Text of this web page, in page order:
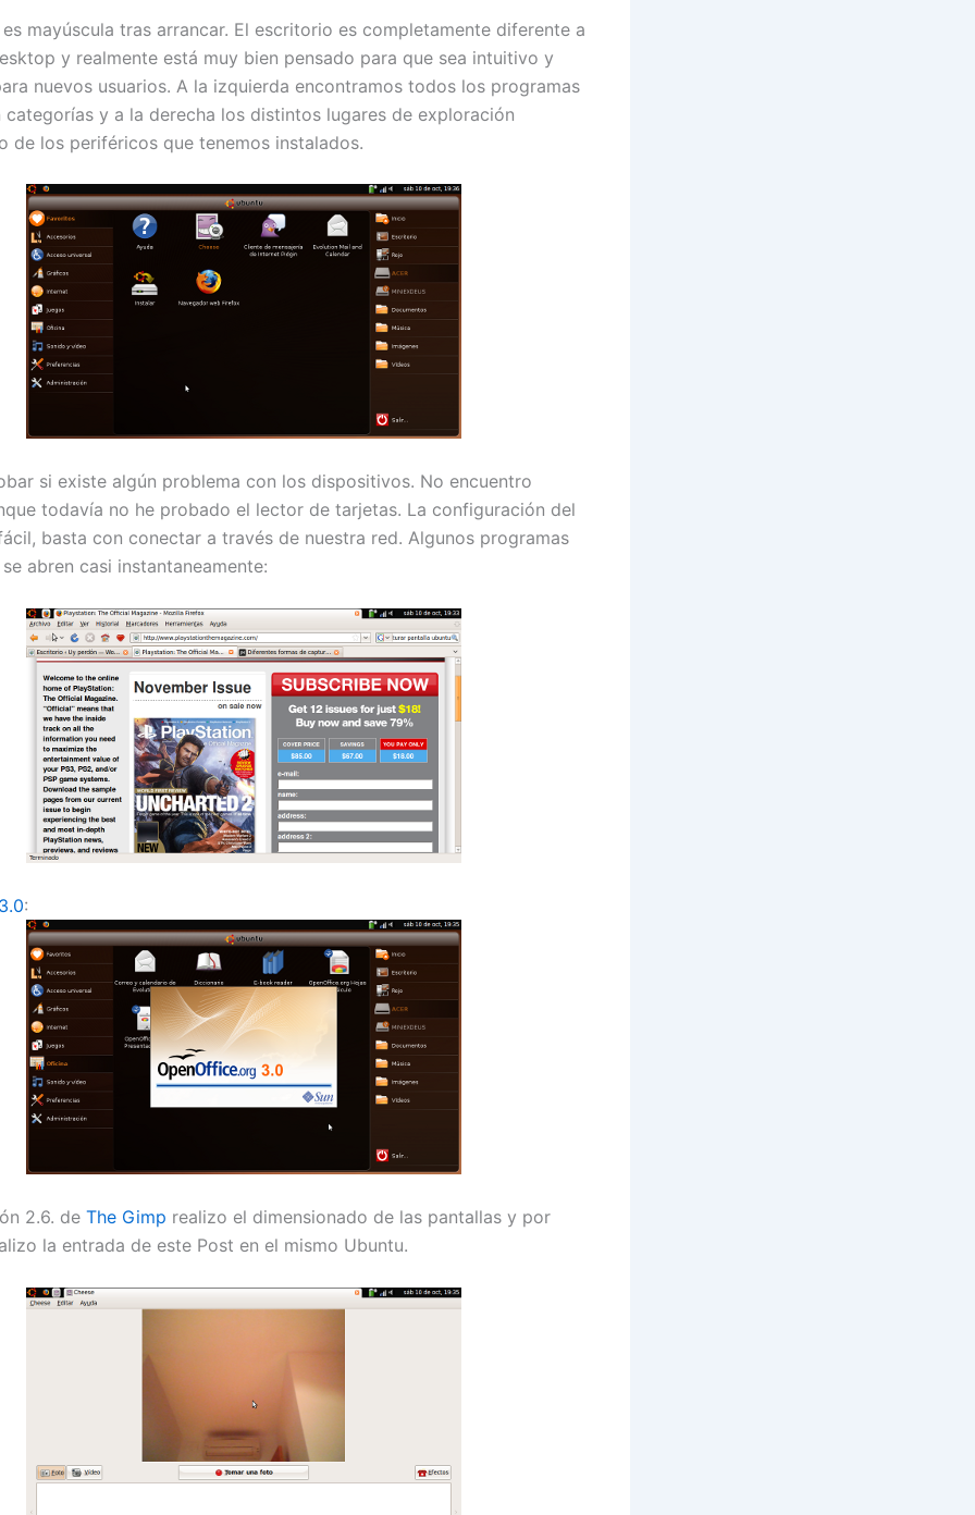
mayúscula tras arrancar. El escritorio es completamente diferente a
y realmente está muy bien pensado para que sea intuitivo y
nuevos usuarios. A la izquierda encontramos todos los programas
categorías y a la derecha los distintos lugares de exploración
de los periféricos que tenemos instalados.
si existe algún problema con los dispositivos. No encuentro
todavía no he probado el lector de tarjetas. La configuración del
basta con conectar a través de nuestra red. Algunos programas
abren casi instantaneamente:
:
2.6. de The Gimp realizo el dimensionado de las pantallas y por
la entrada de este Post en el mismo Ubuntu.